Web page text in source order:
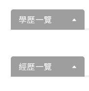
學歷一覽
經歷一覽